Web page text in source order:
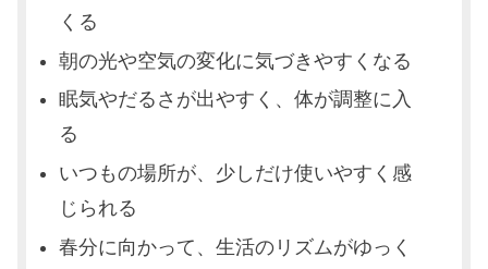
くる
朝の光や空気の変化に気づきやすくなる
眠気やだるさが出やすく、体が調整に入
る
いつもの場所が、少しだけ使いやすく感
じられる
春分に向かって、生活のリズムがゆっく